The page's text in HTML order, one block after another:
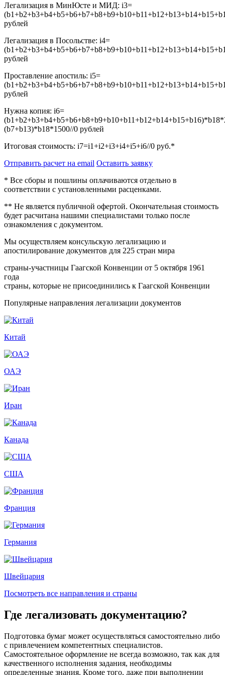
Легализация в МинЮсте и МИД: i3=
рублей
Легализация в Посольстве: i4=
рублей
Проставление апостиль: i5=
рублей
Нужна копия: i6=
(b7+b13)*b18*1500//0 рублей
Итоговая стоимость: i7=i1+i2+i3+i4+i5+i6//0 руб.*
Отправить расчет на email Оставить заявку
* Все сборы и пошлины оплачиваются отдельно в
соответствии с установленными расценками.
** Не является публичной офертой. Окончательная стоимость
будет расчитана нашими специалистами только после
ознакомления с документом.
Мы осуществляем консульскую легализацию и
апостилирование документов для 225 стран мира
страны-участницы Гаагской Конвенции от 5 октября 1961
года
страны, которые не присоединились к Гаагской Конвенции
Популярные направления легализации документов
Китай
ОАЭ
Иран
Канада
США
Франция
Германия
Швейцария
Посмотреть все направления и страны
Где легализовать документацию?
Подготовка бумаг может осуществляться самостоятельно либо
с привлечением компетентных специалистов.
Самостоятельное оформление не всегда возможно, так как для
качественного исполнения задания, необходимы
определенные знания. Кроме того, даже при выполнении